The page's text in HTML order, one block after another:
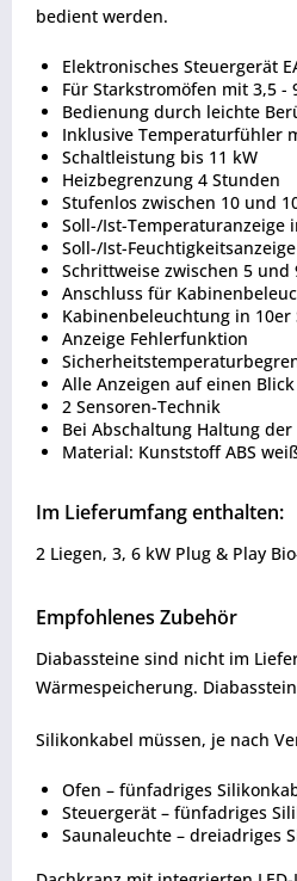
bedient werden.
Elektronisches Steuergerät
Für Starkstromöfen mit 3,5 -
Bedienung durch leichte
Inklusive Temperaturfühler
Schaltleistung bis 11 kW
Heizbegrenzung 4 Stunden
Stufenlos zwischen 10 und
Soll-/Ist-Temperaturanzeige
Soll-/Ist-
Schrittweise zwischen 5 und
Anschluss für
Kabinenbeleuchtung in 10er
Anzeige Fehlerfunktion
Alle Anzeigen auf einen Blick
2 Sensoren-Technik
Bei Abschaltung Haltung
Material: Kunststoff ABS
Im Lieferumfang enthalten:
2 Liegen, 3, 6 kW Plug & Play
Empfohlenes Zubehör
Diabassteine sind nicht im
Wärmespeicherung.
Silikonkabel müssen, je nach
Ofen – fünfadriges
Steuergerät – fünfadriges
Saunaleuchte – dreiadriges